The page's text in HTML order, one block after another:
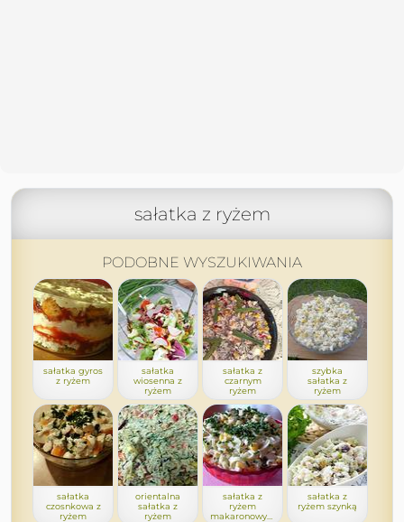
sałatka z ryżem
PODOBNE WYSZUKIWANIA
sałatka gyros
z ryżem
sałatka
wiosenna z
ryżem
sałatka z
czarnym
ryżem
szybka
sałatka z
ryżem
sałatka
czosnkowa z
ryżem
orientalna
sałatka z
ryżem
sałatka z
ryżem
sałatka z
ryżem szynką